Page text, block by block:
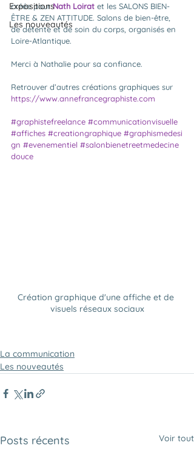
Expositions
Les nouveautés
créée pour Nath Loirat et les SALONS BIEN-
ÊTRE & ZEN ATTITUDE. Salons de bien-être,
de détente et de soin du corps, organisés en
Loire-Atlantique.
Merci à Nathalie pour sa confiance.
Retrouver d’autres créations graphiques sur
https://www.annefrancegraphiste.com
#graphistefreelance #communicationvisuelle
#affiches #creationgraphique #graphismedesi
gn #evenementiel #salonbienetreetmedecine
douce
Création graphique d'une affiche et de
visuels réseaux sociaux
La communication
Les nouveautés
Posts récents Voir tout